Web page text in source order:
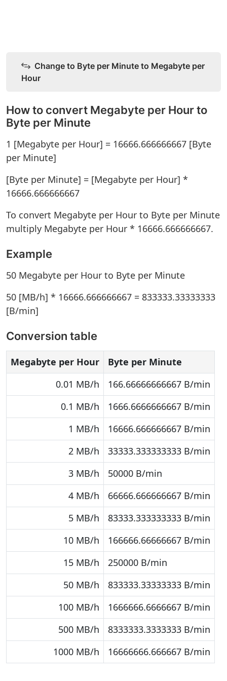
Change to Byte per Minute to Megabyte per
Hour
How to convert Megabyte per Hour to
Byte per Minute
1 [Megabyte per Hour] = 16666.666666667 [Byte
per Minute]
[Byte per Minute] = [Megabyte per Hour] *
16666.666666667
To convert Megabyte per Hour to Byte per Minute
multiply Megabyte per Hour * 16666.666666667.
Example
50 Megabyte per Hour to Byte per Minute
50 [MB/h] * 16666.666666667 = 833333.33333333
[B/min]
Conversion table
Megabyte per Hour
Byte per Minute
0.01 MB/h
166.66666666667 B/min
0.1 MB/h
1666.6666666667 B/min
1 MB/h
16666.666666667 B/min
2 MB/h
33333.333333333 B/min
3 MB/h
50000 B/min
4 MB/h
66666.666666667 B/min
5 MB/h
83333.333333333 B/min
10 MB/h
166666.66666667 B/min
15 MB/h
250000 B/min
50 MB/h
833333.33333333 B/min
100 MB/h
1666666.6666667 B/min
500 MB/h
8333333.3333333 B/min
1000 MB/h
16666666.666667 B/min